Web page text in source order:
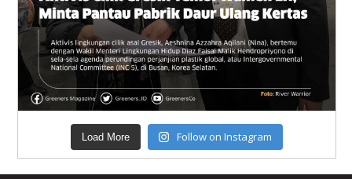
Load More Follow on Instagram